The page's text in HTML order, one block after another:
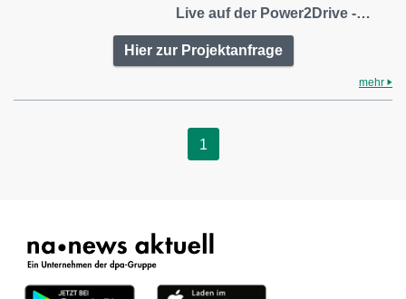
Live auf der Power2Drive -…
Hier zur Projektanfrage
mehr
1